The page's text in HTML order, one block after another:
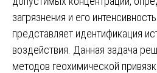
загрязнения и его
представляет идентификация
воздействия. Данная задача
методов геохимической